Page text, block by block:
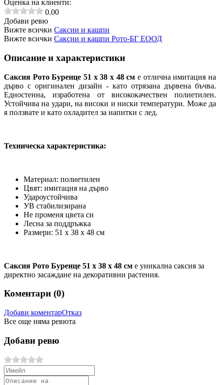
Оценка на клиенти:
0.00
Добави ревю
Вижте всички Саксии и кашпи
Вижте всички Саксии и кашпи Рото-БГ ЕООД
Описание и характеристики
Саксия Рото Буренце 51 x 38 x 48 см е отлична имитация на
дърво с оригинален дизайн - като отрязана дървена бъчва.
Едностенна, изработена от висококачествен полиетилен.
Устойчива на удари, на високи и ниски температури. Може да
я ползвате и като охладител за напитки с лед.
Техническа характеристика:
Материал: полиетилен
Цвят: имитация на дърво
Удароустойчива
УВ стабилизирана
Не променя цвета си
Лесна за поддръжка
Размери: 51 x 38 x 48 см
Саксия Рото Буренце 51 x 38 x 48 см е уникална саксия за
директно засаждане на декоративни растения.
Коментари (0)
Добави коментарОтказ
Все още няма ревюта
Добави ревю